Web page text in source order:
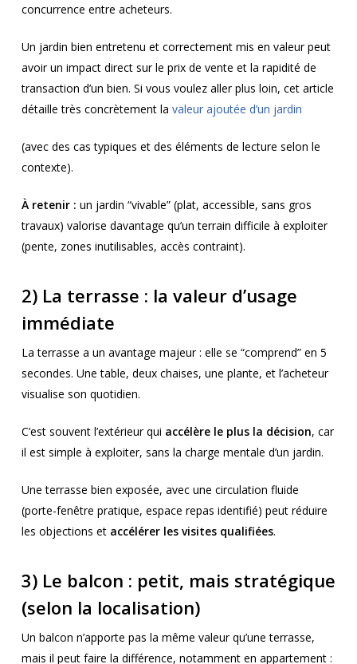
concurrence entre acheteurs.
Un jardin bien entretenu et correctement mis en valeur peut
avoir un impact direct sur le prix de vente et la rapidité de
transaction d’un bien. Si vous voulez aller plus loin, cet article
détaille très concrètement la valeur ajoutée d’un jardin
(avec des cas typiques et des éléments de lecture selon le
contexte).
À retenir : un jardin “vivable” (plat, accessible, sans gros
travaux) valorise davantage qu’un terrain difficile à exploiter
(pente, zones inutilisables, accès contraint).
2) La terrasse : la valeur d’usage
immédiate
La terrasse a un avantage majeur : elle se “comprend” en 5
secondes. Une table, deux chaises, une plante, et l’acheteur
visualise son quotidien.
C’est souvent l’extérieur qui accélère le plus la décision, car
il est simple à exploiter, sans la charge mentale d’un jardin.
Une terrasse bien exposée, avec une circulation fluide
(porte-fenêtre pratique, espace repas identifié) peut réduire
les objections et accélérer les visites qualifiées.
3) Le balcon : petit, mais stratégique
(selon la localisation)
Un balcon n’apporte pas la même valeur qu’une terrasse,
mais il peut faire la différence, notamment en appartement :